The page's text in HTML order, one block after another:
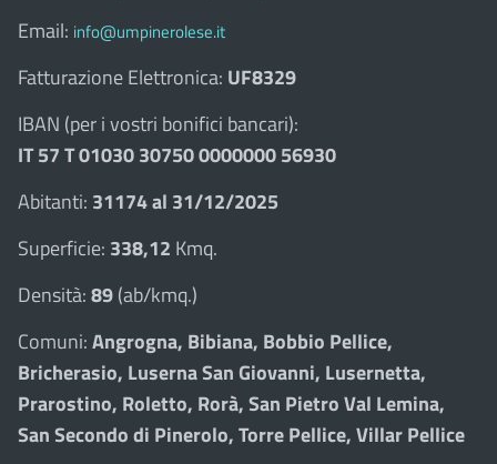
Email: info@umpinerolese.it
Fatturazione Elettronica: UF8329
IBAN (per i vostri bonifici bancari):
IT 57 T 01030 30750 0000000 56930
Abitanti: 31174 al 31/12/2025
Superficie: 338,12 Kmq.
Densità:89(ab/kmq.)
Comuni:Angrogna, Bibiana, Bobbio Pellice,
Bricherasio, Luserna San Giovanni, Lusernetta,
Prarostino, Roletto, Rorà, San Pietro Val Lemina,
San Secondo di Pinerolo, Torre Pellice, Villar Pellice